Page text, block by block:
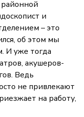
и
– это
об этом мы
И уже тогда
акушеров-
Ведь
не привлекают
на работу,